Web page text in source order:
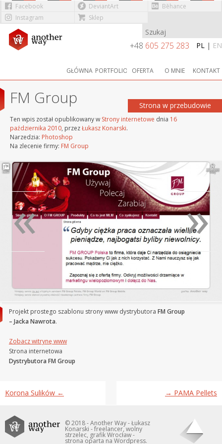
Facebook DeviantArt
Bēhance
Instagram
Sklep
+48 605 275 283 PL | EN
GŁÓWNA PORTFOLIO OFERTA O MNIE KONTAKT
Strona w przebudowie
FM Group
Ten wpis został opublikowany w Strony internetowe dnia 16
października 2010, przezŁukasz Konarski.
Narzedzia: Photoshop
Na zlecenie firmy: FM Group
Projekt prostego szablonu strony www dystrybutora FM Group
– Jacka Nawrota.
Zobacz witrynę www
Strona internetowa
Dystrybutora FM Group
Nawigacja wpisu
Korona Sulików ← → PAMA Pellets
© 2018 - Another Way - Łukasz
Konarski - freelancer, wolny
strzelec, grafik Wrocław -
strona oparta na Wordpress.
»
«